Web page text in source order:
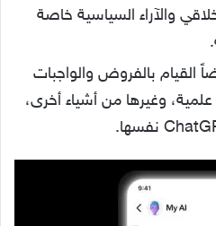
والآراء السياسية خاصة
القيام بالفروض والواجبات
علمية، وغيرها من أشياء أخرى،